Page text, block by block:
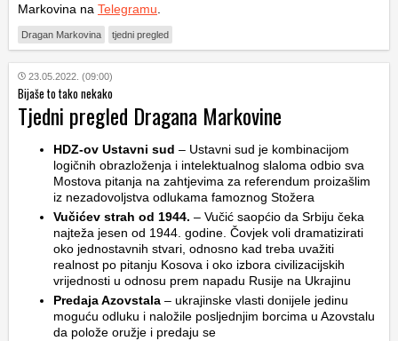
Markovina na Telegramu
Dragan Markovina tjedni pregled
23.05.2022. (09:00)
Bijaše to tako nekako
Tjedni pregled Dragana Markovine
HDZ-ov Ustavni sud – Ustavni sud je kombinacijom
logičnih obrazloženja i intelektualnog slaloma odbio sva
Mostova pitanja na zahtjevima za referendum proizašlim
iz nezadovoljstva odlukama famoznog Stožera
Vučićev strah od 1944. – Vučić saopćio da Srbiju čeka
najteža jesen od 1944. godine. Čovjek voli dramatizirati
oko jednostavnih stvari, odnosno kad treba uvažiti
realnost po pitanju Kosova i oko izbora civilizacijskih
vrijednosti u odnosu prem napadu Rusije na Ukrajinu
Predaja Azovstala – ukrajinske vlasti donijele jedinu
moguću odluku i naložile posljednjim borcima u Azovstalu
da polože oružje i predaju se